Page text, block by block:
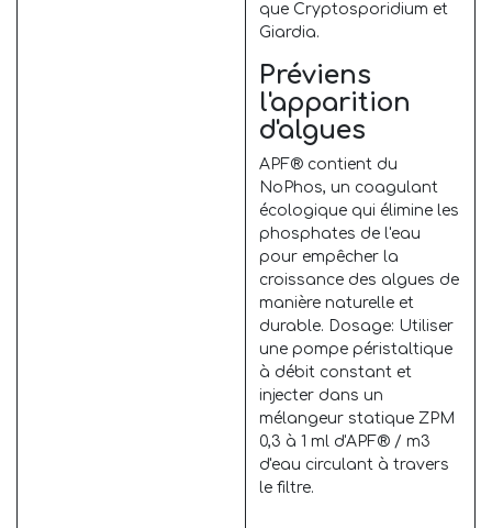
que Cryptosporidium et
Giardia.
Préviens
l'apparition
d'algues
APF® contient du
NoPhos, un coagulant
écologique qui élimine les
phosphates de l'eau
pour empêcher la
croissance des algues de
manière naturelle et
durable. Dosage: Utiliser
une pompe péristaltique
à débit constant et
injecter dans un
mélangeur statique ZPM
0,3 à 1 ml d'APF® / m3
d'eau circulant à travers
le filtre.